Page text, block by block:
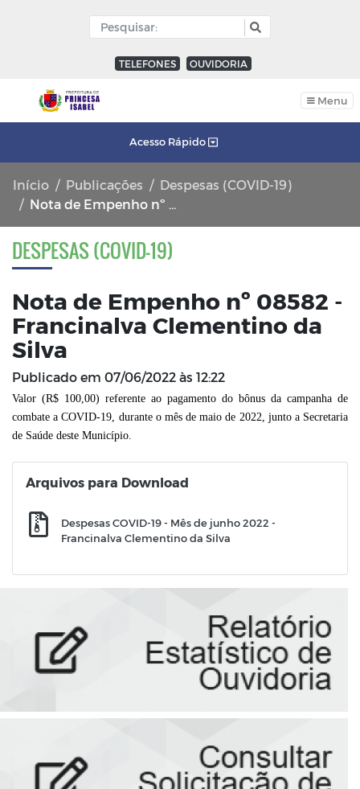
TELEFONES OUVIDORIA
Menu
Acesso Rápido
Início Publicações
Despesas (COVID-19)
Nota de Empenho nº 08582 - Francinalva Clementino da Silva
DESPESAS (COVID-19)
Nota de Empenho nº 08582 -
Francinalva Clementino da
Silva
Publicado em 07/06/2022 às 12:22
Valor (R$ 100,00) referente ao pagamento do bônus da campanha de
combate a COVID-19, durante o mês de maio de 2022, junto a Secretaria
de Saúde deste Município.
Arquivos para Download
Despesas COVID-19 - Mês de junho 2022 -
Francinalva Clementino da Silva